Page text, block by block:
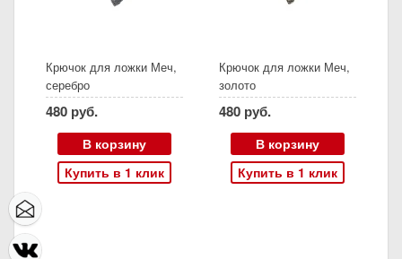
Крючок для ложки Меч,
серебро
480 руб.
В корзину
Купить в 1 клик
Крючок для ложки Меч,
золото
480 руб.
В корзину
Купить в 1 клик